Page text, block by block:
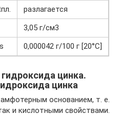
разлагается
3,05 г/см3
0,000042 г/100 г [20°C]
цинка.
цинка
основанием, т. е.
и кислотными свойствами.